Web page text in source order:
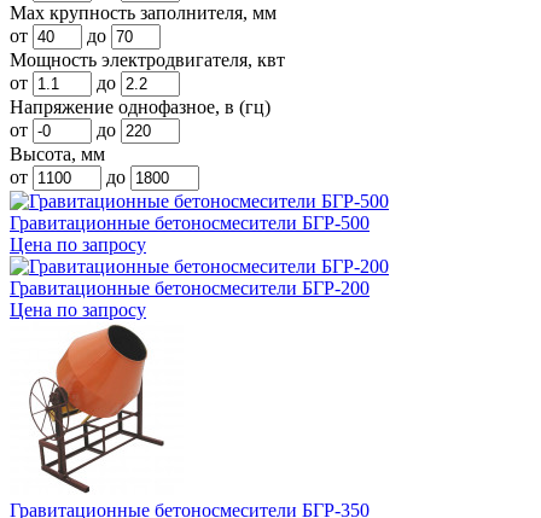
Max крупность заполнителя, мм
от
до
Мощность электродвигателя, квт
от
до
Напряжение однофазное, в (гц)
от
до
Высота, мм
от
до
Гравитационные бетоносмесители БГР-500
Цена по запросу
Гравитационные бетоносмесители БГР-200
Цена по запросу
Гравитационные бетоносмесители БГР-350